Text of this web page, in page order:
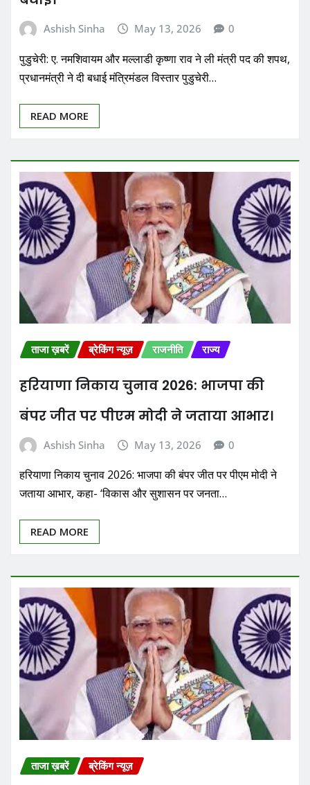
Ashish Sinha May 13, 2026 0
पुडुचेरी: ए. नमशिवायम और मल्लाडी कृष्णा राव ने ली मंत्री पद की शपथ,
प्रधानमंत्री ने दी बधाई मंत्रिमंडल विस्तार पुडुचेरी…
READ MORE
ताजा ख़बरें ब्रेकिंग न्यूज़ राजनीति राज्य
हरियाणा निकाय चुनाव 2026: भाजपा की
बंपर जीत पर पीएम मोदी ने जताया आभार।
Ashish Sinha May 13, 2026 0
हरियाणा निकाय चुनाव 2026: भाजपा की बंपर जीत पर पीएम मोदी ने
जताया आभार, कहा- ‘विकास और सुशासन पर जनता…
READ MORE
ताजा ख़बरें ब्रेकिंग न्यूज़